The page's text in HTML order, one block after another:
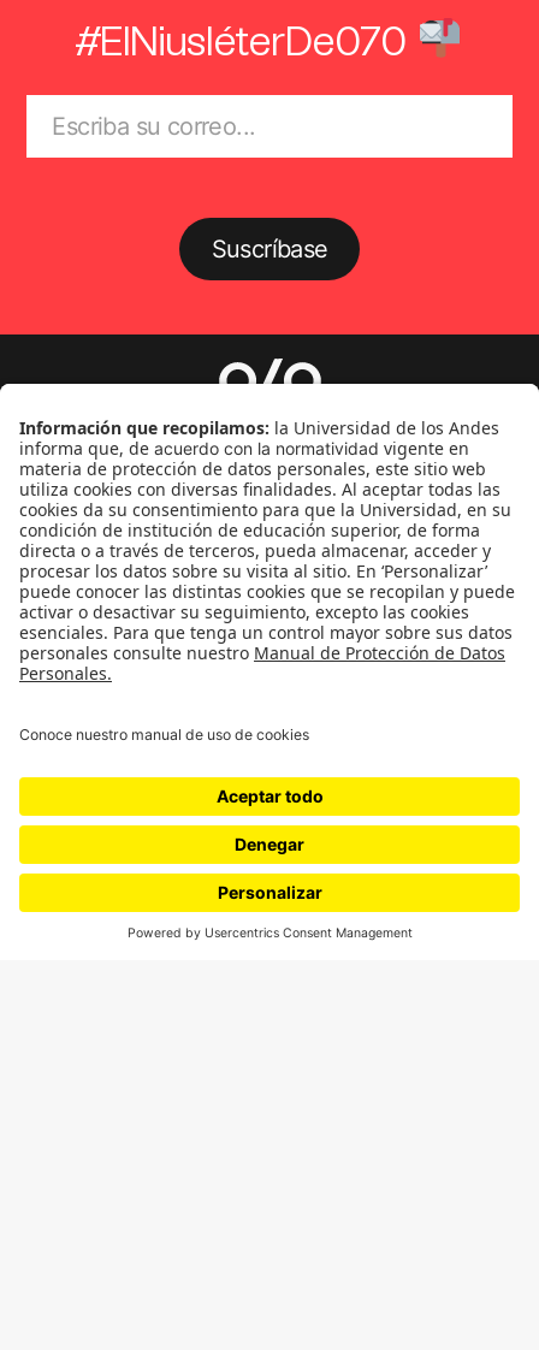
#ElNiusléterDe070
Suscríbase
Género
Política
Cultura
Medio ambiente
Medios y periodismo
Ciudad
¿Quiénes somos?
Ediciones especiales
Proyectos 070